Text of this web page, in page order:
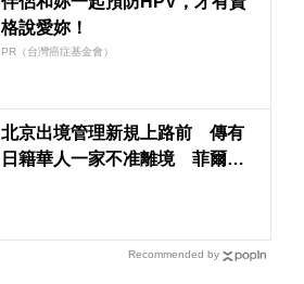
格說愛妳！
PR（台灣癌症基金會）
北京出境管理新規上路前 傳有
日籍華人一家不准離境 菲爾茲
Recommended by